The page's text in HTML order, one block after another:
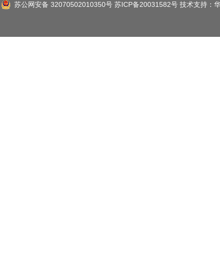
苏公网安备 32070502010350号 苏ICP备20031582号 技术支持：